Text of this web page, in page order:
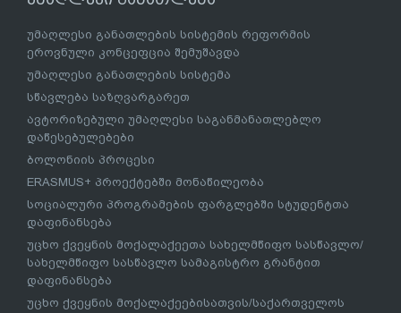
უმაღლესი განათლების სისტემის რეფორმის
ეროვნული კონცეფცია შემუშავდა
უმაღლესი განათლების სისტემა
სწავლება საზღვარგარეთ
ავტორიზებული უმაღლესი საგანმანათლებლო
დაწესებულებები
ბოლონიის პროცესი
ERASMUS+ პროექტებში მონაწილეობა
სოციალური პროგრამების ფარგლებში სტუდენტთა
დაფინანსება
უცხო ქვეყნის მოქალაქეეთა სახელმწიფო სასწავლო/
სახელმწიფო სასწავლო სამაგისტრო გრანტით
დაფინანსება
უცხო ქვეყნის მოქალაქეებისათვის/საქართველოს